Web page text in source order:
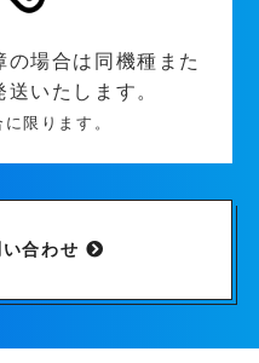
場合は同機種また
いたします。
限ります。
合わせ